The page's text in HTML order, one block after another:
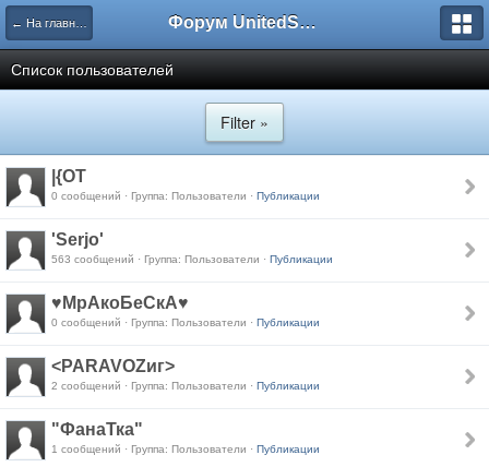
← На главную Форум UnitedSouth
Список пользователей
Filter »
|{OT
0 сообщений · Группа: Пользователи · Публикации
'Serjo'
563 сообщений · Группа: Пользователи · Публикации
♥МрАкоБеСкА♥
0 сообщений · Группа: Пользователи · Публикации
<PARAVOZиг>
2 сообщений · Группа: Пользователи · Публикации
"ФанаТка"
1 сообщений · Группа: Пользователи · Публикации